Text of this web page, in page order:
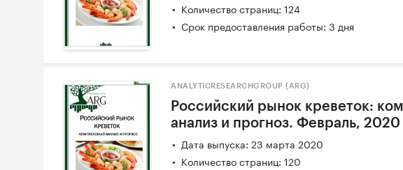
Количество страниц: 124
Срок предоставления работы: 3 дня
ANALYTICRESEARCHGROUP (ARG)
Российский рынок креветок:
анализ и прогноз. Февраль, 2020
Дата выпуска: 23 марта 2020
Количество страниц: 120